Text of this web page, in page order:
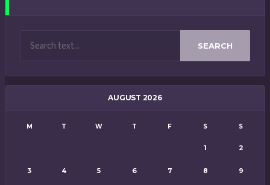
SEARCH
AUGUST 2026
M T W T F S S
1 2
3 4 5 6 7 8 9